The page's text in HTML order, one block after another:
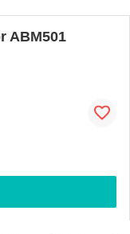
ABM501